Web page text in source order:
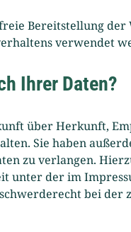
Bereitstellung der
verwendet
Ihrer Daten?
über Herkunft,
Sie haben
zu verlangen.
unter der im
bei der